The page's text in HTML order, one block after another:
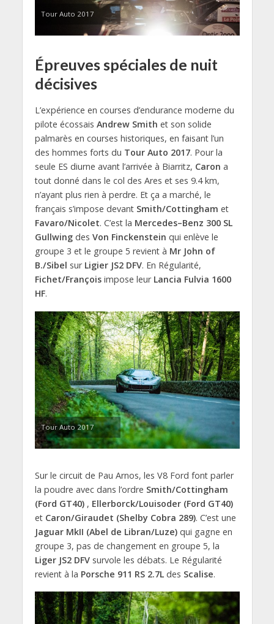
Tour Auto 2017
Épreuves spéciales de nuit
décisives
L’expérience en courses d’endurance moderne du
pilote écossais Andrew Smith et son solide
palmarès en courses historiques, en faisant l’un
des hommes forts du Tour Auto 2017. Pour la
seule ES diurne avant l’arrivée à Biarritz, Caron a
tout donné dans le col des Ares et ses 9.4 km,
n’ayant plus rien à perdre. Et ça a marché, le
français s’impose devant Smith/Cottingham et
Favaro/Nicolet. C’est la Mercedes–Benz 300 SL
Gullwingdes Von Finckenstein qui enlève le
groupe 3 et le groupe 5 revient à Mr John of
B./Sibel sur Ligier JS2 DFV. En Régularité,
Fichet/Françoisimpose leur Lancia Fulvia 1600
HF.
Tour Auto 2017
Sur le circuit de Pau Arnos, les V8 Ford font parler
la poudre avec dans l’ordre Smith/Cottingham
(Ford GT40), Ellerborck/Louisoder (Ford GT40)
et Caron/Giraudet (Shelby Cobra 289). C’est une
Jaguar MkII (Abel de Libran/Luze)qui gagne en
groupe 3, pas de changement en groupe 5, la
Liger JS2 DFVsurvole les débats. Le Régularité
revient à la Porsche 911 RS 2.7Ldes Scalise.